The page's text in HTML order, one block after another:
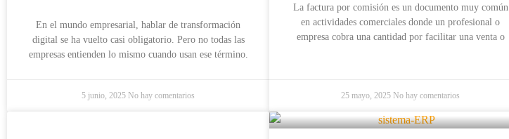
En el mundo empresarial, hablar de transformación
digital se ha vuelto casi obligatorio. Pero no todas las
empresas entienden lo mismo cuando usan ese término.
5 junio, 2025 No hay comentarios
La factura por comisión es un documento muy común
en actividades comerciales donde un profesional o
empresa cobra una cantidad por facilitar una venta o
25 mayo, 2025 No hay comentarios